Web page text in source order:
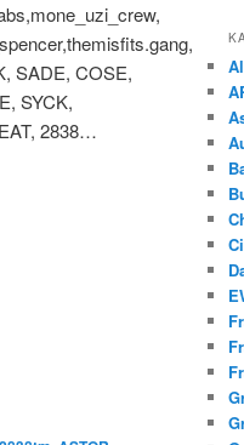
SADE, COSE,
SYCK,
2838…